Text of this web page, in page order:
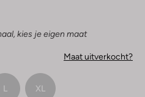
kies je eigen maat
Maat uitverkocht?
L XL